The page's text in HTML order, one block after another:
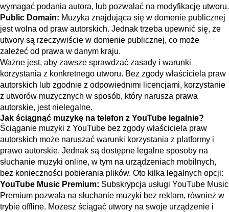
wymagać podania autora, lub pozwalać na modyfikację utworu.
Public Domain: Muzyka znajdująca się w domenie publicznej
jest wolna od praw autorskich. Jednak trzeba upewnić się, że
utwory są rzeczywiście w domenie publicznej, co może
zależeć od prawa w danym kraju.
Ważne jest, aby zawsze sprawdzać zasady i warunki
korzystania z konkretnego utworu. Bez zgody właściciela praw
autorskich lub zgodnie z odpowiednimi licencjami, korzystanie
z utworów muzycznych w sposób, który narusza prawa
autorskie, jest nielegalne.
Jak ściągnąć muzykę na telefon z YouTube legalnie?
Ściąganie muzyki z YouTube bez zgody właściciela praw
autorskich może naruszać warunki korzystania z platformy i
prawo autorskie. Jednak są dostępne legalne sposoby na
słuchanie muzyki online, w tym na urządzeniach mobilnych,
bez konieczności pobierania plików. Oto kilka legalnych opcji:
YouTube Music Premium: Subskrypcja usługi YouTube Music
Premium pozwala na słuchanie muzyki bez reklam, również w
trybie offline. Możesz ściągać utwory na swoje urządzenie i